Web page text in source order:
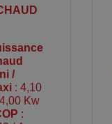
/
: 4,10
Kw
: